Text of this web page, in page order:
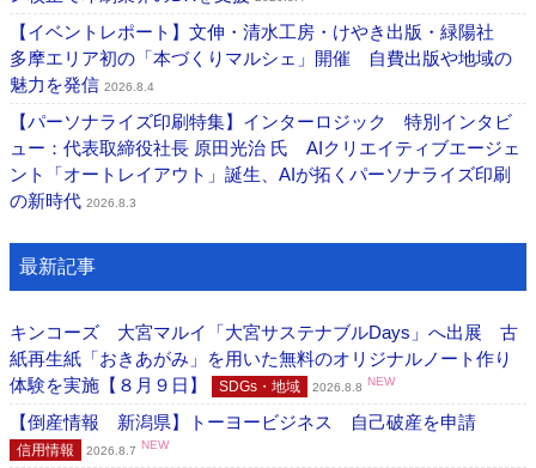
【イベントレポート】文伸・清水工房・けやき出版・緑陽社
多摩エリア初の「本づくりマルシェ」開催 自費出版や地域の
魅力を発信 2026.8.4
【パーソナライズ印刷特集】インターロジック 特別インタビ
ュー：代表取締役社長 原田光治 氏 AIクリエイティブエージェ
ント「オートレイアウト」誕生、AIが拓くパーソナライズ印刷
の新時代 2026.8.3
最新記事
キンコーズ 大宮マルイ「大宮サステナブルDays」へ出展 古
紙再生紙「おきあがみ」を用いた無料のオリジナルノート作り
体験を実施【８月９日】
SDGs・地域 2026.8.8 NEW
【倒産情報 新潟県】トーヨービジネス 自己破産を申請
信用情報 2026.8.7 NEW